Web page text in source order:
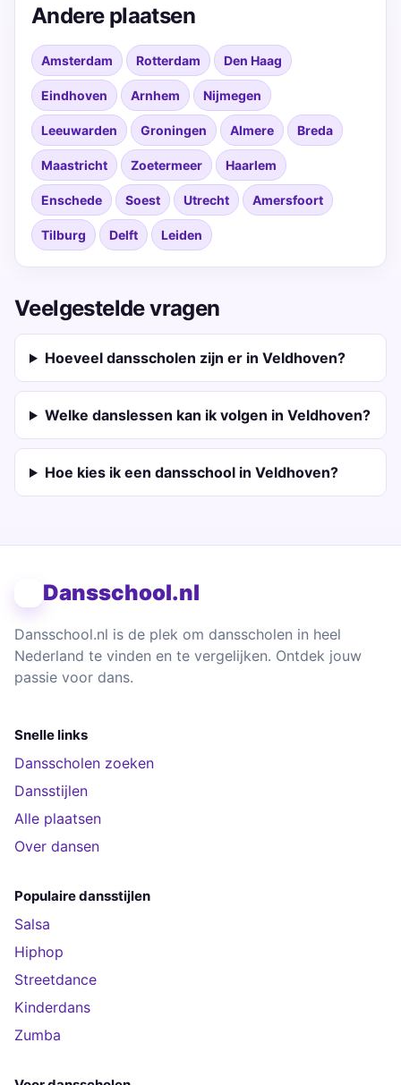
Andere plaatsen
Amsterdam Rotterdam Den Haag
Eindhoven Arnhem Nijmegen
Leeuwarden Groningen Almere Breda
Maastricht Zoetermeer Haarlem
Enschede Soest Utrecht Amersfoort
Tilburg Delft Leiden
Veelgestelde vragen
Hoeveel dansscholen zijn er in Veldhoven?
Welke danslessen kan ik volgen in Veldhoven?
Hoe kies ik een dansschool in Veldhoven?
Dansschool.nl
Dansschool.nl is de plek om dansscholen in heel
Nederland te vinden en te vergelijken. Ontdek jouw
passie voor dans.
Snelle links
Dansscholen zoeken
Dansstijlen
Alle plaatsen
Over dansen
Populaire dansstijlen
Salsa
Hiphop
Streetdance
Kinderdans
Zumba